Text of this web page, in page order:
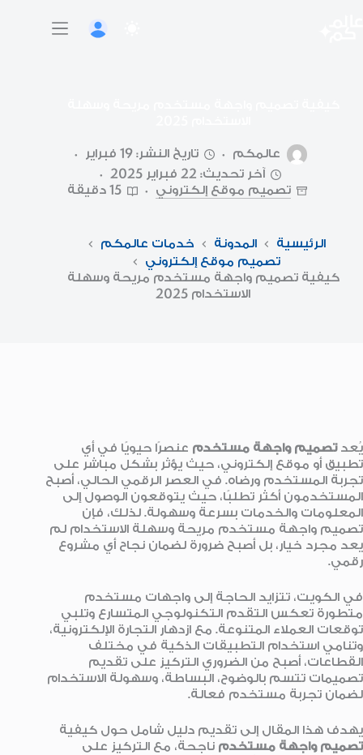
عالمكم
تاريخ النشر: 19 فبراير
آخر تحديث: 22 فبراير 2025
تصميم موقع إلكتروني
15 دقيقة
الرئيسية المدونة
خدمات عالمكم
تصميم موقع إلكتروني
كيفية تصميم واجهة مستخدم مريحة وسهلة
الاستخدام 2025
يُعدتصميم واجهة مستخدم عنصرًا حيويًا في أي
تطبيق أو موقع إلكتروني، حيث يؤثر بشكل مباشر على
تجربة المستخدم ورضاه. في العصر الرقمي الحالي، أصبح
المستخدمون أكثر تطلبًا، حيث يتوقعون الوصول إلى
المعلومات والخدمات بسرعة وسهولة. لذلك، فإن
تصميم واجهة مستخدم مريحة وسهلة الاستخدام لم
يعد مجرد خيار، بل أصبح ضرورة لضمان نجاح أي مشروع
رقمي.
في الكويت، تتزايد الحاجة إلى واجهات مستخدم
متطورة تعكس التقدم التكنولوجي المتسارع وتلبي
توقعات العملاء المتنوعة. مع ازدهار التجارة الإلكترونية،
وتنامي استخدام التطبيقات الذكية في مختلف
القطاعات، أصبح من الضروري التركيز على تقديم
تصميمات تتسم بالوضوح، البساطة، وسهولة الاستخدام
لضمان تجربة مستخدم فعالة.
يهدف هذا المقال إلى تقديم دليل شامل حول كيفية
تصميم واجهة مستخدم ناجحة، مع التركيز على